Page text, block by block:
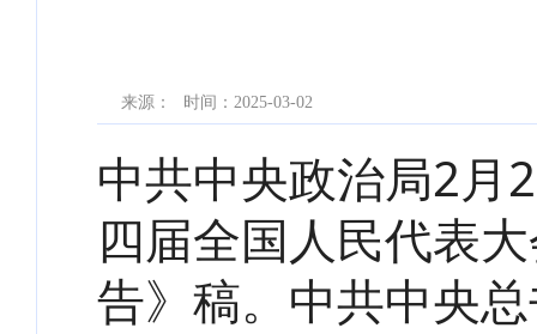
来源： 时间：2025-03-02
中共中央政治局2月
四届全国人民代表
告》稿。中共中央